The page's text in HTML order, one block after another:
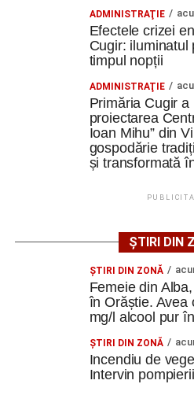
Messenger WhatsApp
Constantin PREDESCU
Adaugă
preferată
Ultimele știri din Cugir
mașină solară. Vehiculul
Trei profesori ai
Cugir și-au perfecționat
mobilități Erasmus+ în
Secretul succesului în
antreprenorul Alexandru
ADMINISTRAŢIE
Efectele crizei
Cugir: iluminatul
timpul nopții
ADMINISTRAŢIE
Primăria Cugir
proiectarea
Ioan Mihu” din
gospodărie
și transformată
ȘTIRI DIN
ŞTIRI DIN ZONĂ
Femeie din
în Orăștie. Avea
mg/l alcool pur
ŞTIRI DIN ZONĂ
Incendiu de
Intervin